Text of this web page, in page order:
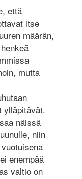
että
itse
määrän,
mutta
ylläpitävät.
näissä
niin
enempää
valtio on